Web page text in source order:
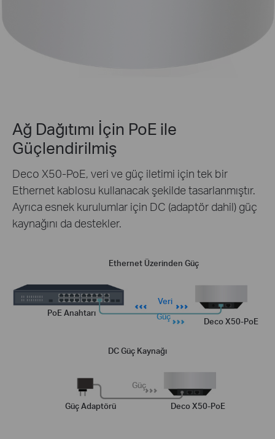
Ağ Dağıtımı İçin PoE ile
Güçlendirilmiş
Deco X50-PoE, veri ve güç iletimi için tek bir
Ethernet kablosu kullanacak şekilde tasarlanmıştır.
Ayrıca esnek kurulumlar için DC (adaptör dahil) güç
kaynağını da destekler.
Ethernet Üzerinden Güç
PoE Anahtarı
Deco X50-PoE
Veri
Güç
DC Güç Kaynağı
Güç Adaptörü Deco X50-PoE
Güç